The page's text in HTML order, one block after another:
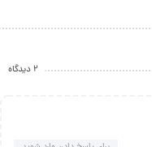
2 دیدگاه